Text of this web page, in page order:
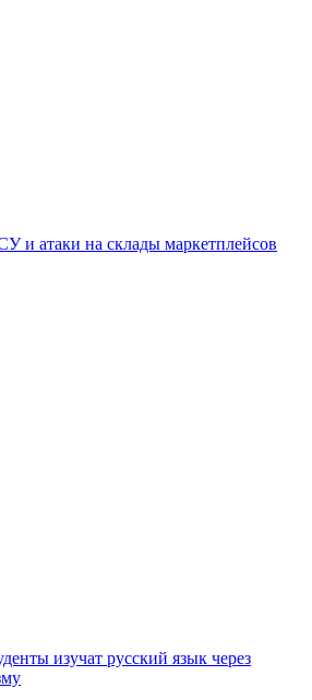
и атаки на склады маркетплейсов
изучат русский язык через